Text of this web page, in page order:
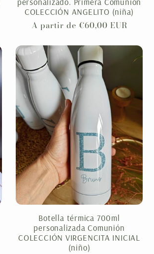
:
COLECCIÓN ANGELITO (niña)
Precio
A partir de €60,00 EUR
Botella térmica 700ml
personalizada Comunión
COLECCIÓN VIRGENCITA INICIAL
(niño)